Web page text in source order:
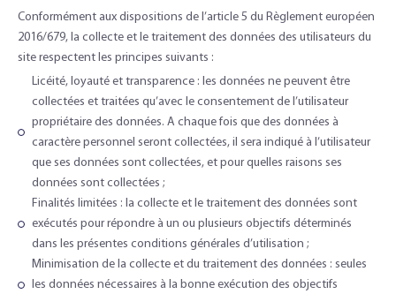
Conformément aux dispositions de l’article 5 du Règlement européen
2016/679, la collecte et le traitement des données des utilisateurs du
site respectent les principes suivants :
Licéité, loyauté et transparence : les données ne peuvent être
collectées et traitées qu’avec le consentement de l’utilisateur
propriétaire des données. A chaque fois que des données à
caractère personnel seront collectées, il sera indiqué à l’utilisateur
que ses données sont collectées, et pour quelles raisons ses
données sont collectées ;
Finalités limitées : la collecte et le traitement des données sont
exécutés pour répondre à un ou plusieurs objectifs déterminés
dans les présentes conditions générales d’utilisation ;
Minimisation de la collecte et du traitement des données : seules
les données nécessaires à la bonne exécution des objectifs